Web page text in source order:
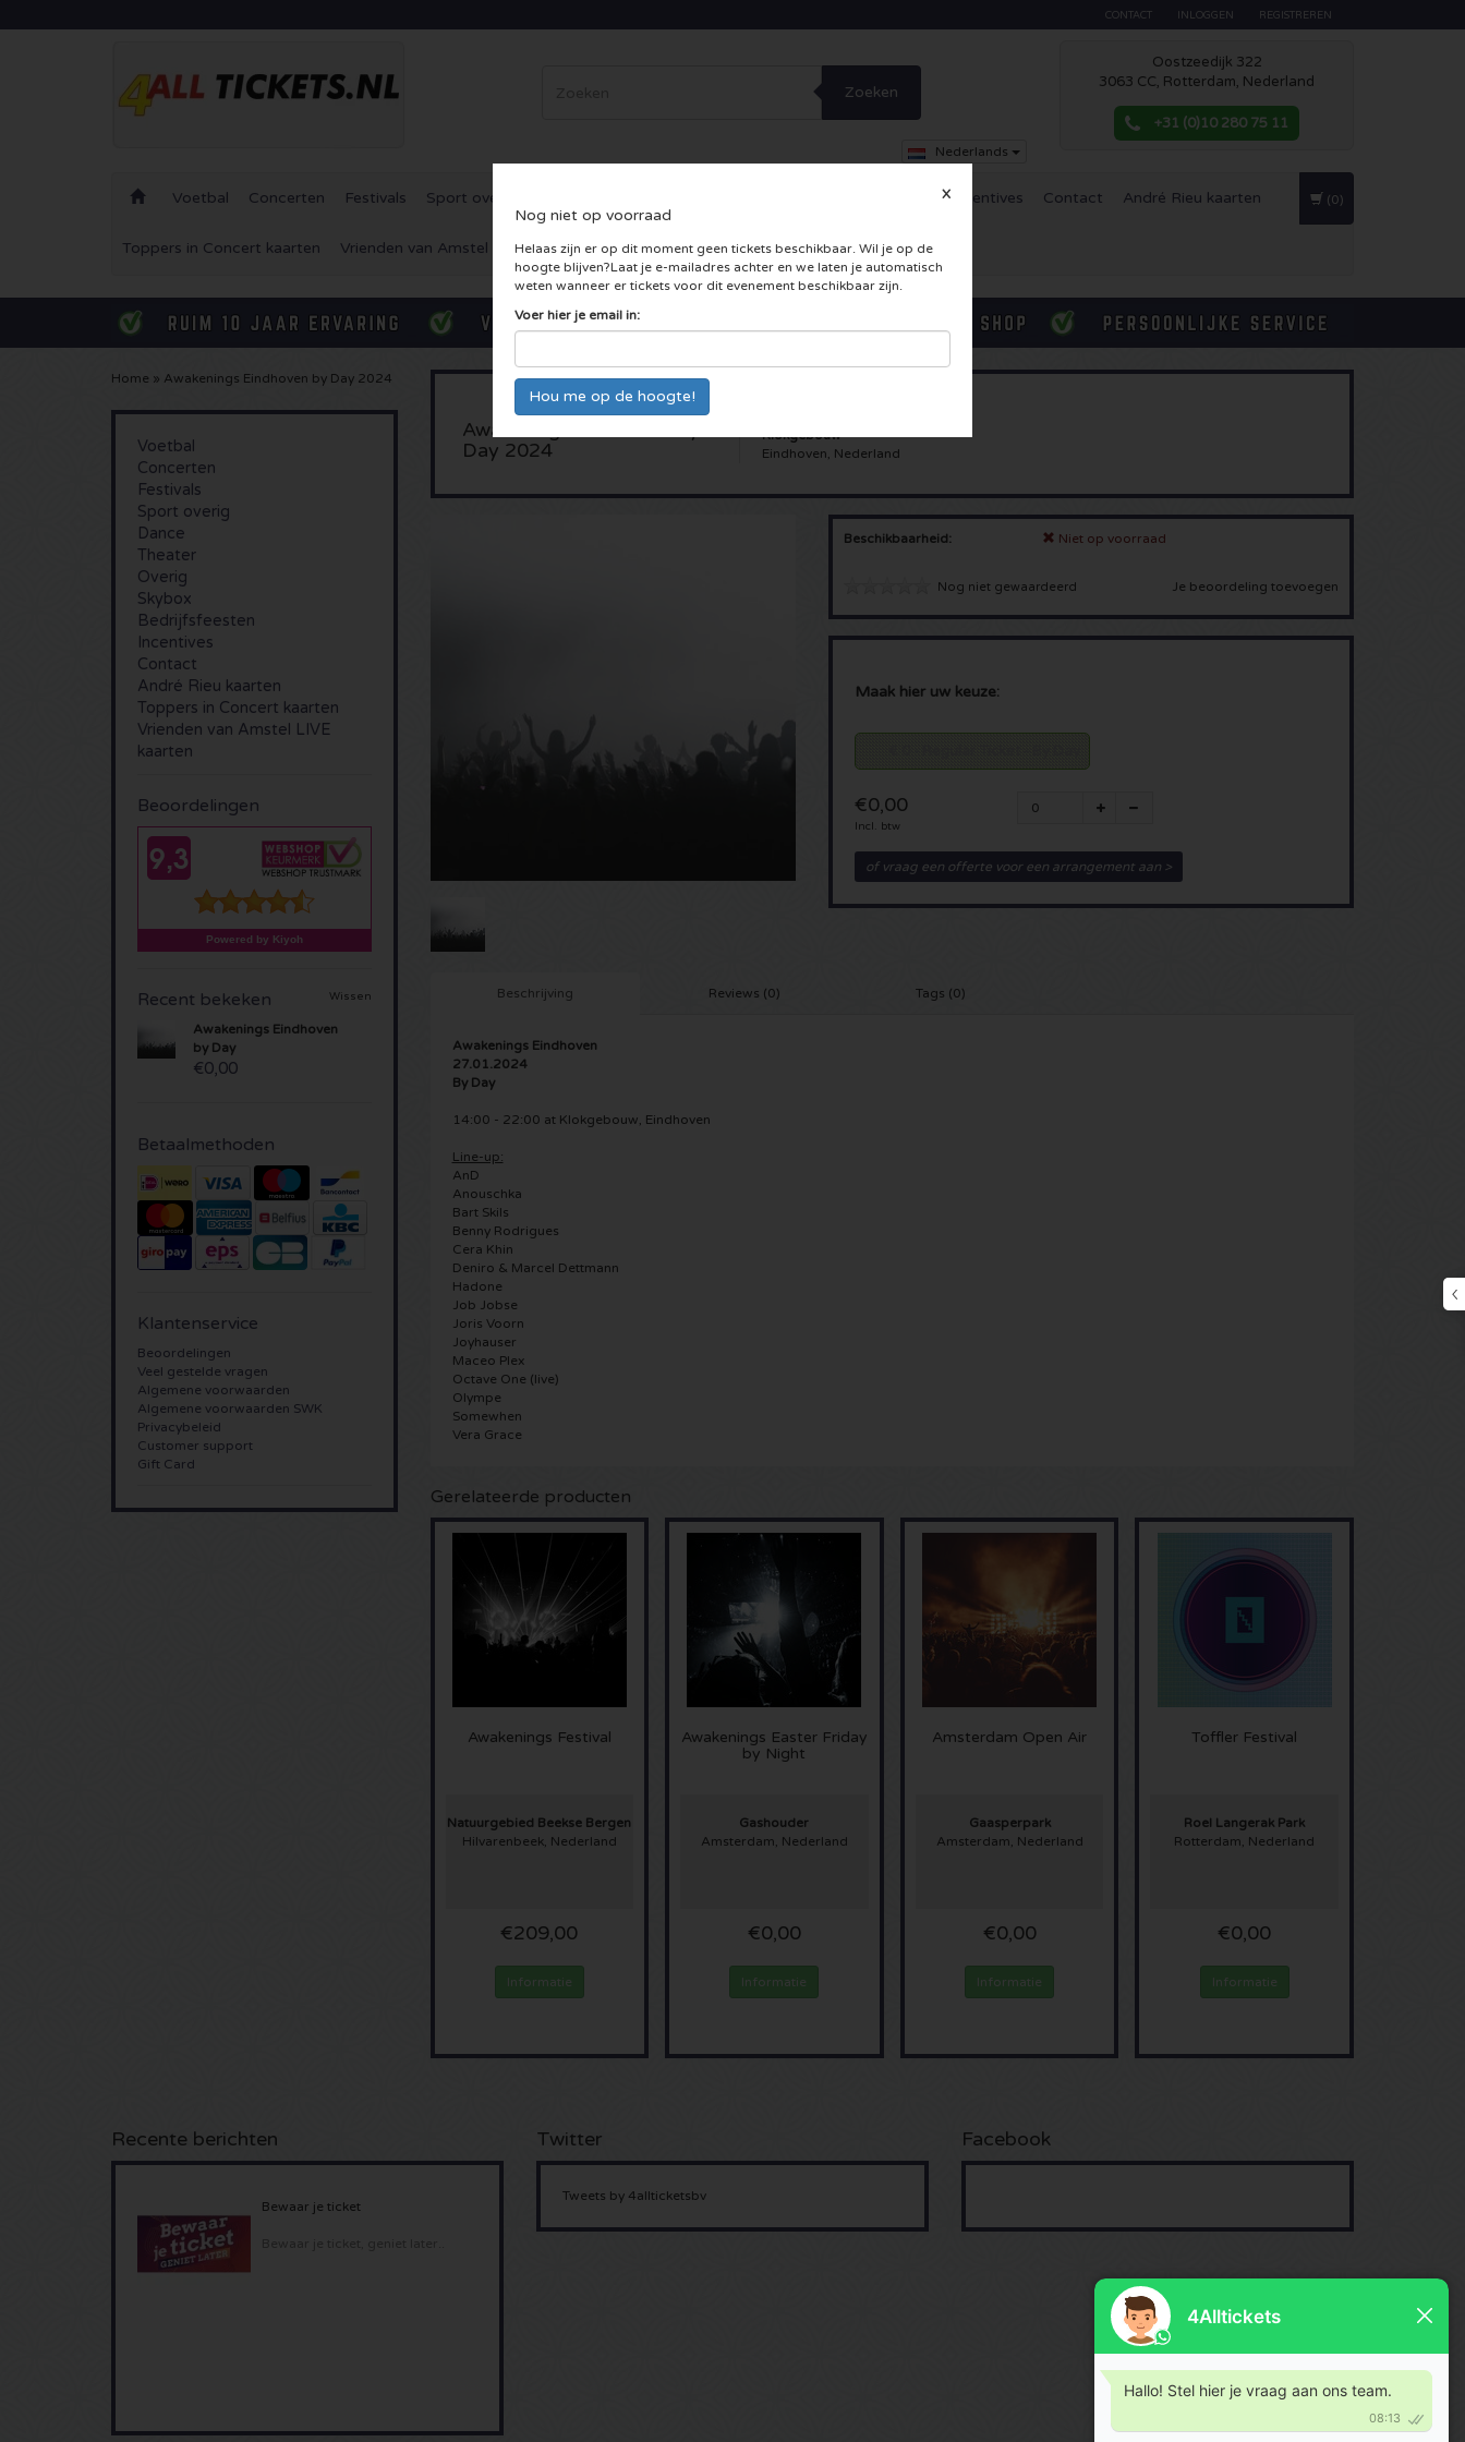
CONTACT INLOGGEN REGISTREREN
Zoeken
Nederlands
Oostzeedijk 322
3063 CC, Rotterdam, Nederland
+31 (0)10 280 75 11
Voetbal Concerten Festivals Sport overig Incentives Contact André Rieu kaarten
Toppers in Concert kaarten Vrienden van Amstel LIVE kaarten
(0)
Nog niet op voorraad
X
Helaas zijn er op dit moment geen tickets beschikbaar. Wil je op de
hoogte blijven?Laat je e-mailadres achter en we laten je automatisch
weten wanneer er tickets voor dit evenement beschikbaar zijn.
Voer hier je email in:
Home » Awakenings Eindhoven by Day 2024
Voetbal
Concerten
Festivals
Sport overig
Dance
Theater
Overig
Skybox
Bedrijfsfeesten
Incentives
Contact
André Rieu kaarten
Toppers in Concert kaarten
Vrienden van Amstel LIVE
kaarten
Beoordelingen
Recent bekeken Wissen
Awakenings Eindhoven
by Day
€0,00
Betaalmethoden
Klantenservice
Beoordelingen
Veel gestelde vragen
Algemene voorwaarden
Algemene voorwaarden SWK
Privacybeleid
Customer support
Gift Card
Awakenings Eindhoven by
Day 2024
Klokgebouw
Eindhoven, Nederland
Beschikbaarheid: Niet op voorraad
Nog niet gewaardeerd Je beoordeling toevoegen
Maak hier uw keuze:
€0,00
Incl. btw
of vraag een offerte voor een arrangement aan >
Beschrijving Reviews (0) Tags (0)
Awakenings Eindhoven
27.01.2024
By Day
14:00 - 22:00 at Klokgebouw, Eindhoven
Line-up:
AnD
Anouschka
Bart Skils
Benny Rodrigues
Cera Khin
Deniro & Marcel Dettmann
Hadone
Job Jobse
Joris Voorn
Joyhauser
Maceo Plex
Octave One (live)
Olympe
Somewhen
Vera Grace
Gerelateerde producten
Awakenings Festival
Natuurgebied Beekse Bergen
Hilvarenbeek, Nederland
€209,00
Informatie
Awakenings Easter Friday
by Night
Gashouder
Amsterdam, Nederland
€0,00
Informatie
Amsterdam Open Air
Gaasperpark
Amsterdam, Nederland
€0,00
Informatie
Toffler Festival
Roel Langerak Park
Rotterdam, Nederland
€0,00
Informatie
Recente berichten
Bewaar je ticket
Twitter
Tweets by 4allticketsbv
Facebook